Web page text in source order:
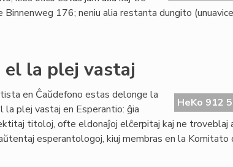
176; neniu alia restanta dungito
el la plej vastaj
HeKo 912
en Ĉaŭdefono estas delonge la
la plej vastaj en Esperantio: ĝia
titoloj, ofte eldonaĵoj elĉerpitaj kaj ne troveblaj
esperantologoj, kiuj membras en la Komitato